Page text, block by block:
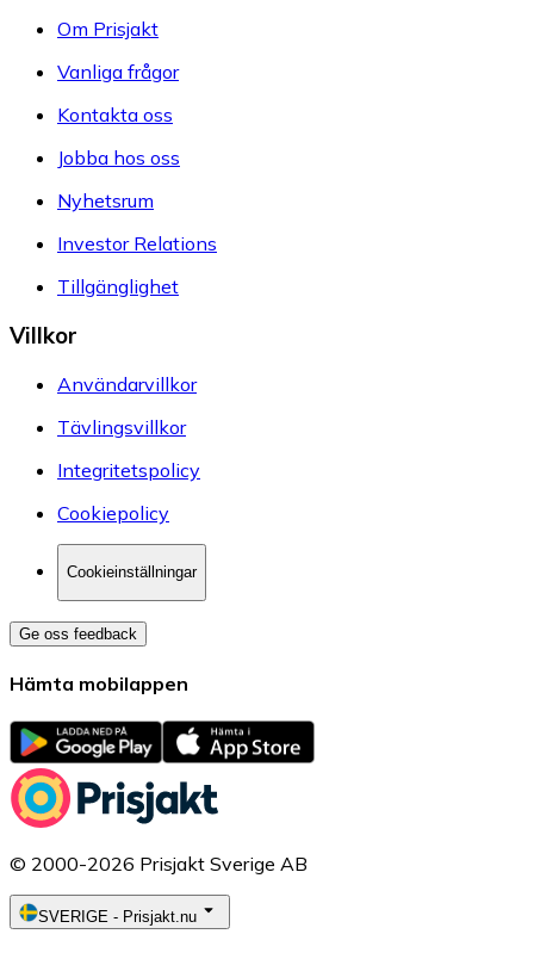
Om Prisjakt
Vanliga frågor
Kontakta oss
Jobba hos oss
Nyhetsrum
Investor Relations
Tillgänglighet
Villkor
Användarvillkor
Tävlingsvillkor
Integritetspolicy
Cookiepolicy
Cookieinställningar
Ge oss feedback
Hämta mobilappen
© 2000-2026 Prisjakt Sverige AB
SVERIGE - Prisjakt.nu